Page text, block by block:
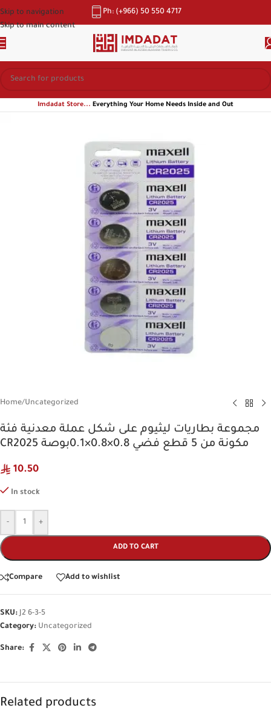
Skip to navigation
Skip to main content
Ph: (+966) 50 550 4717
Imdadat Store... Everything Your Home Needs Inside and Out
Home/Uncategorized
مجموعة بطاريات ليثيوم على شكل عملة معدنية فئة
CR2025 مكونة من 5 قطع فضي 0.8×0.8×0.1بوصة
10.50
In stock
- +
ADD TO CART
Compare Add to wishlist
SKU:J2 6-3-5
Category: Uncategorized
Share:
Related products